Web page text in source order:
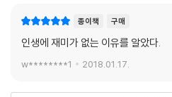
종이책 구매
인생에 재미가 없는 이유를 알았다.
w********1 2018.01.17.